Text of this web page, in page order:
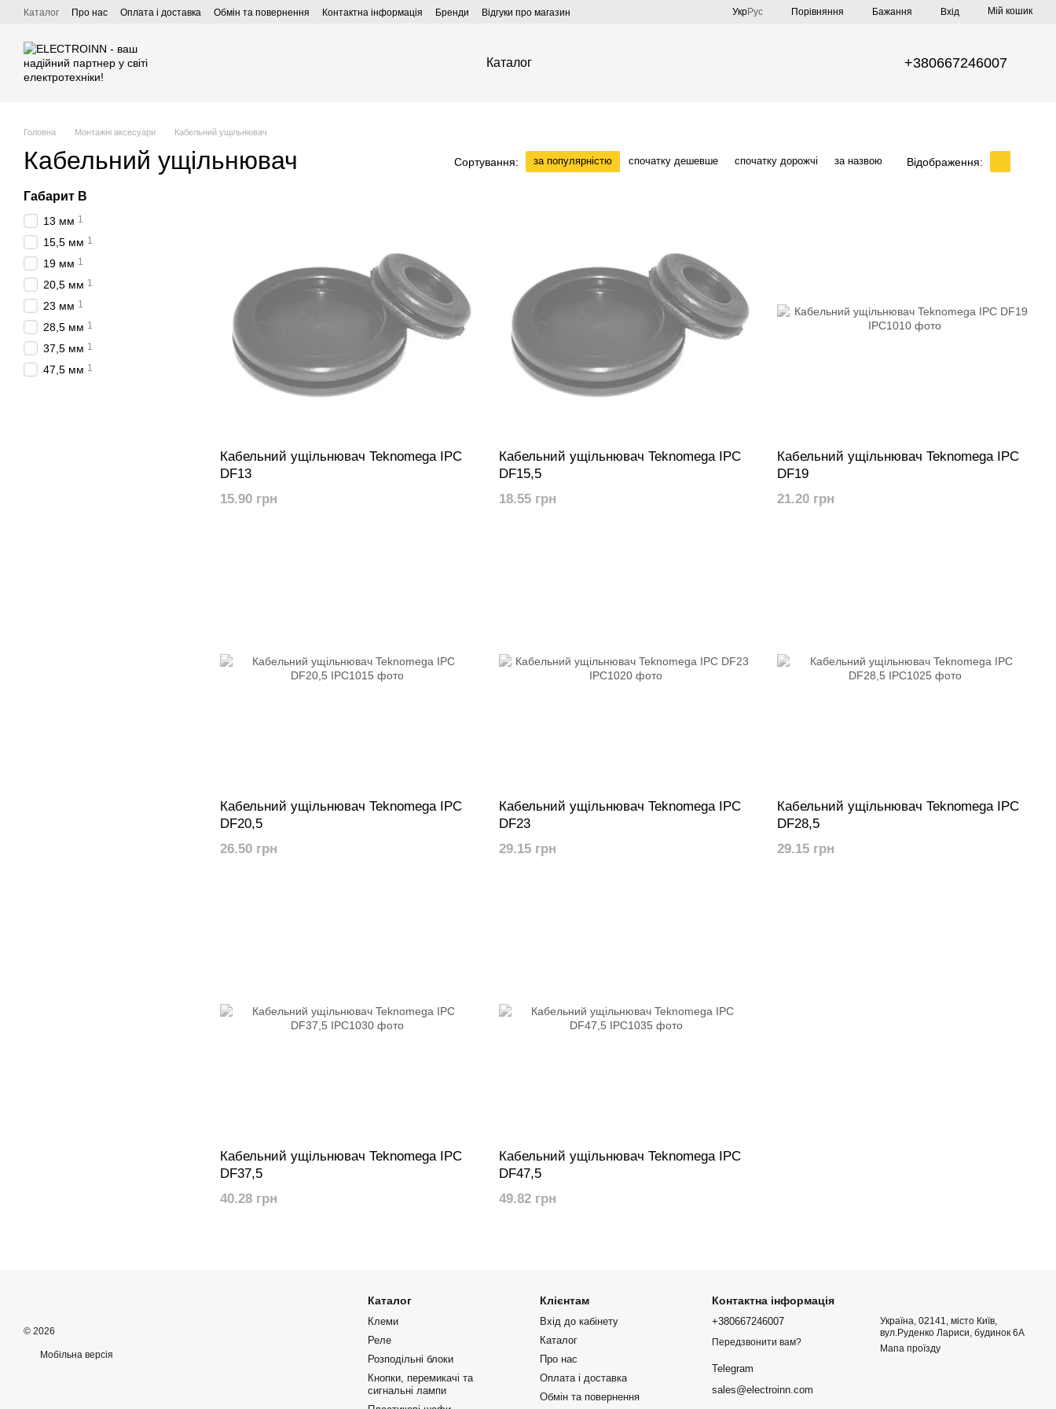
Перейти до основного контенту
Каталог Про нас Оплата і доставка Обмін та повернення Контактна інформація Бренди Відгуки про магазин УкрРус Порівняння Бажання Вхід Мій кошик
Каталог +380667246007
Головна Монтажні аксесуари Кабельний ущільнювач
Кабельний ущільнювач Сортування: за популярністю спочатку дешевше спочатку дорожчі за назвою Відображення:
Кабельний ущільнювач Teknomega IPC
DF13
15.90 грн
Кабельний ущільнювач Teknomega IPC
DF15,5
18.55 грн
Кабельний ущільнювач Teknomega IPC
DF19
21.20 грн
Кабельний ущільнювач Teknomega IPC
DF20,5
26.50 грн
Кабельний ущільнювач Teknomega IPC
DF23
29.15 грн
Кабельний ущільнювач Teknomega IPC
DF28,5
29.15 грн
Кабельний ущільнювач Teknomega IPC
DF37,5
40.28 грн
Кабельний ущільнювач Teknomega IPC
DF47,5
49.82 грн
Габарит В
13 мм 1
15,5 мм 1
19 мм 1
20,5 мм 1
23 мм 1
28,5 мм 1
37,5 мм 1
47,5 мм 1
© 2026
Мобільна версія
Каталог
Клеми
Реле
Розподільні блоки
Кнопки, перемикачі та
сигнальні лампи
Клієнтам
Вхід до кабінету
Каталог
Про нас
Оплата і доставка
Обмін та повернення
Контактна інформація
+380667246007
Передзвонити вам?
Telegram
sales@electroinn.com
Україна, 02141, місто Київ,
вул.Руденко Лариси, будинок 6А
Мапа проїзду